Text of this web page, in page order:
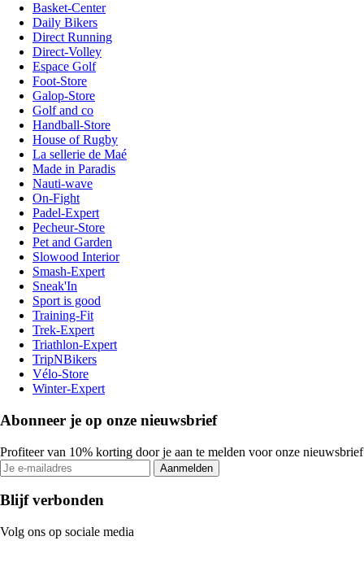
Basket-Center
Daily Bikers
Direct Running
Direct-Volley
Espace Golf
Foot-Store
Galop-Store
Golf and co
Handball-Store
House of Rugby
La sellerie de Maé
Made in Paradis
Nauti-wave
On-Fight
Padel-Expert
Pecheur-Store
Pet and Garden
Slowood Interior
Smash-Expert
Sneak'In
Sport is good
Training-Fit
Trek-Expert
Triathlon-Expert
TripNBikers
Vélo-Store
Winter-Expert
Abonneer je op onze nieuwsbrief
Profiteer van 10% korting door je aan te melden voor onze nieuwsbrief
Aanmelden
Blijf verbonden
Volg ons op sociale media